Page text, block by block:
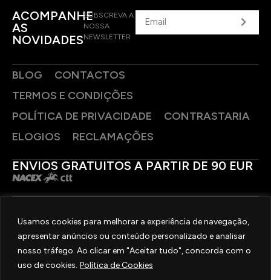
Usamos cookies para melhorar a experiência de navegação,
apresentar anúncios ou conteúdo personalizado e analisar
nosso tráfego. Ao clicar em "Aceitar tudo", concorda com o
uso de cookies. Política de Cookies
ACOMPANHE
AS
NOVIDADES
SUBSCREVA A
NOSSA
NEWSLETTER
BLOG
CONTACTOS
TERMOS E CONDIÇÕES
POLÍTICA DE PRIVACIDADE
CONTRASTARIA
ELOGIOS
RECLAMAÇÕES
ENVIOS GRATUITOS A PARTIR DE 90 EUR
SIGA-NOS
2025 © OURIVESARIA FRADIZELA